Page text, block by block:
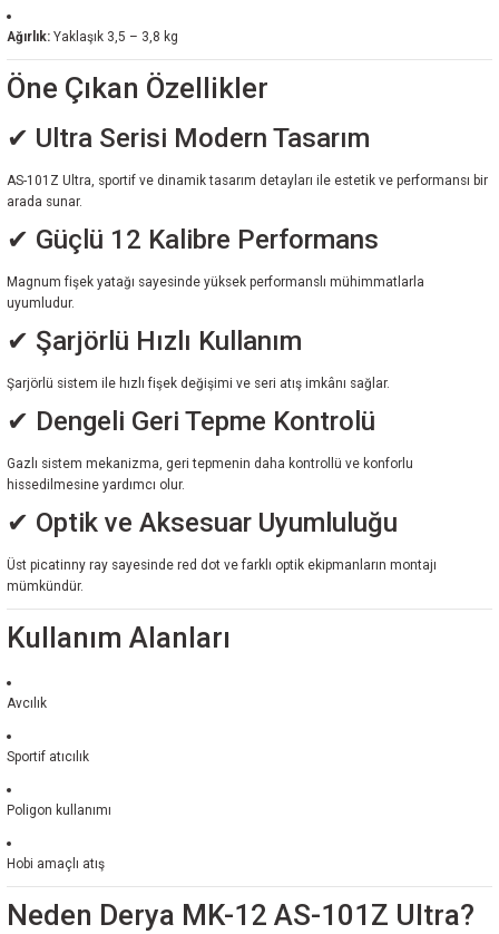
Ağırlık: Yaklaşık 3,5 – 3,8 kg
Öne Çıkan Özellikler
✔ Ultra Serisi Modern Tasarım
AS-101Z Ultra, sportif ve dinamik tasarım detayları ile estetik ve performansı bir
arada sunar.
✔ Güçlü 12 Kalibre Performans
Magnum fişek yatağı sayesinde yüksek performanslı mühimmatlarla
uyumludur.
✔ Şarjörlü Hızlı Kullanım
Şarjörlü sistem ile hızlı fişek değişimi ve seri atış imkânı sağlar.
✔ Dengeli Geri Tepme Kontrolü
Gazlı sistem mekanizma, geri tepmenin daha kontrollü ve konforlu
hissedilmesine yardımcı olur.
✔ Optik ve Aksesuar Uyumluluğu
Üst picatinny ray sayesinde red dot ve farklı optik ekipmanların montajı
mümkündür.
Kullanım Alanları
Avcılık
Sportif atıcılık
Poligon kullanımı
Hobi amaçlı atış
Neden Derya MK-12 AS-101Z Ultra?